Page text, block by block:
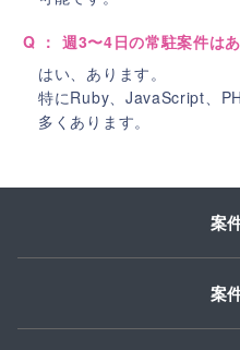
Q ： 週3〜4日の常駐案件は
はい、あります。
特にRuby、JavaScript、
多くあります。
案
案